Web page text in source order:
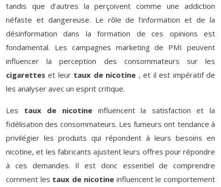
tandis que d’autres la perçoivent comme une addiction
néfaste et dangereuse. Le rôle de l’information et de la
désinformation dans la formation de ces opinions est
fondamental. Les campagnes marketing de PMI peuvent
influencer la perception des consommateurs sur les
cigaretteset leur taux de nicotine , et il est impératif de
les analyser avec un esprit critique.
Les taux de nicotine influencent la satisfaction et la
fidélisation des consommateurs. Les fumeurs ont tendance à
privilégier les produits qui répondent à leurs besoins en
nicotine, et les fabricants ajustent leurs offres pour répondre
à ces demandes. Il est donc essentiel de comprendre
comment les taux de nicotine influencent le comportement